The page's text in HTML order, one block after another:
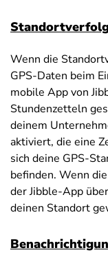
Wenn die
GPS-Daten beim
mobile App von
Stundenzetteln
deinem
aktiviert, die eine
sich deine GPS-
befinden. Wenn
der Jibble-App
deinen Standort